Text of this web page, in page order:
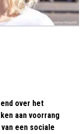
over het
aan voorrang
een sociale